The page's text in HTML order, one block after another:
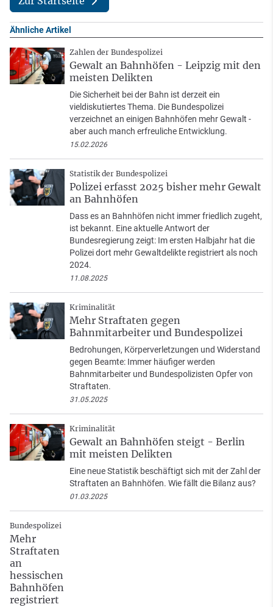
Ähnliche Artikel
Zahlen der Bundespolizei
Gewalt an Bahnhöfen - Leipzig mit den
meisten Delikten
Die Sicherheit bei der Bahn ist derzeit ein
vieldiskutiertes Thema. Die Bundespolizei
verzeichnet an einigen Bahnhöfen mehr Gewalt -
aber auch manch erfreuliche Entwicklung.
15.02.2026
Statistik der Bundespolizei
Polizei erfasst 2025 bisher mehr Gewalt
an Bahnhöfen
Dass es an Bahnhöfen nicht immer friedlich zugeht,
ist bekannt. Eine aktuelle Antwort der
Bundesregierung zeigt: Im ersten Halbjahr hat die
Polizei dort mehr Gewaltdelikte registriert als noch
2024.
11.08.2025
Kriminalität
Mehr Straftaten gegen
Bahnmitarbeiter und Bundespolizei
Bedrohungen, Körperverletzungen und Widerstand
gegen Beamte: Immer häufiger werden
Bahnmitarbeiter und Bundespolizisten Opfer von
Straftaten.
31.05.2025
Kriminalität
Gewalt an Bahnhöfen steigt - Berlin
mit meisten Delikten
Eine neue Statistik beschäftigt sich mit der Zahl der
Straftaten an Bahnhöfen. Wie fällt die Bilanz aus?
01.03.2025
Bundespolizei
Mehr
Straftaten
an
hessischen
Bahnhöfen
registriert